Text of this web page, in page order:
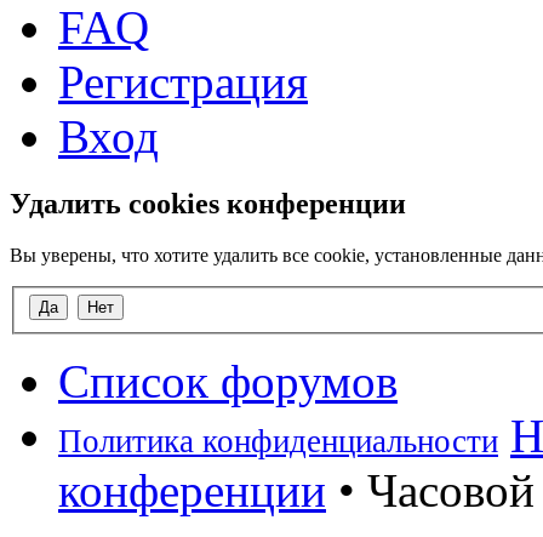
FAQ
Регистрация
Вход
Удалить cookies конференции
Вы уверены, что хотите удалить все cookie, установленные
Список форумов
Политика конфиденциальности
конференции •